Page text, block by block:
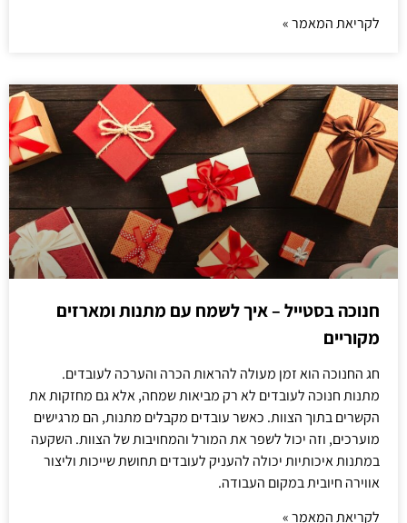
לקריאת המאמר »
חנוכה בסטייל – איך לשמח עם מתנות ומארזים
מקוריים
חג החנוכה הוא זמן מעולה להראות הכרה והערכה לעובדים.
מתנות חנוכה לעובדים לא רק מביאות שמחה, אלא גם מחזקות את
הקשרים בתוך הצוות. כאשר עובדים מקבלים מתנות, הם מרגישים
מוערכים, וזה יכול לשפר את המורל והמחויבות של הצוות. השקעה
במתנות איכותיות יכולה להעניק לעובדים תחושת שייכות וליצור
אווירה חיובית במקום העבודה.
לקריאת המאמר »